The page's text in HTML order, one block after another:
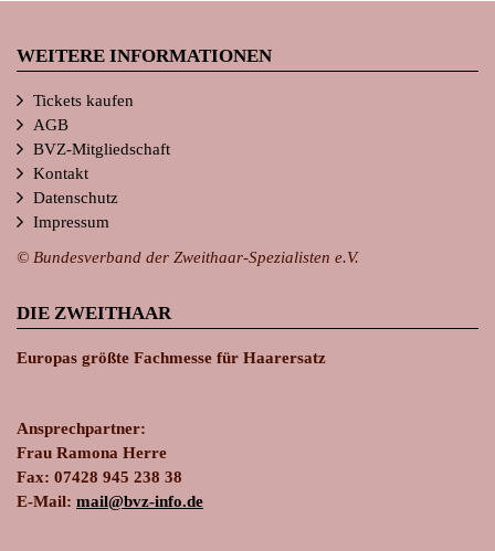
WEITERE INFORMATIONEN
Tickets kaufen
AGB
BVZ-Mitgliedschaft
Kontakt
Datenschutz
Impressum
© Bundesverband der Zweithaar-Spezialisten e.V.
DIE ZWEITHAAR
Europas größte Fachmesse für Haarersatz
Ansprechpartner:
Frau Ramona Herre
Fax: 07428 945 238 38
E-Mail: mail@bvz-info.de